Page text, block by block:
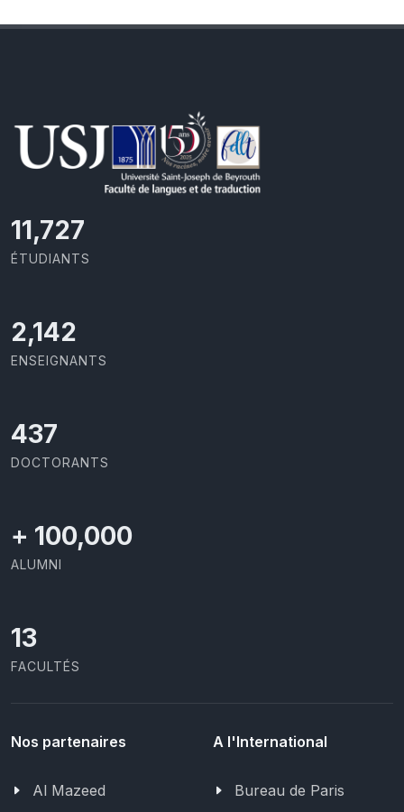
11,727
ÉTUDIANTS
2,142
ENSEIGNANTS
437
DOCTORANTS
+ 100,000
ALUMNI
13
FACULTÉS
Nos partenaires
Al Mazeed
A l'International
Bureau de Paris